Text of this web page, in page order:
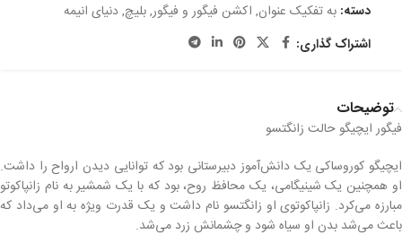
دسته: به تفکیک عنوان, اکشن فیگور و فیگور,بلیچ,دنیای انیمه
اشتراک گذاری:
توضیحات
فیگور ایچیگو حالت زانگتسو
ایچیگو کوروساکی یک دانش‌آموز دبیرستانی بود که توانایی دیدن ارواح را داشت.
او همچنین یک شینیگامی، یک محافظ روح، بود که با یک شمشیر به نام زانپاکوتو
مبارزه می‌کرد. زانپاکوتوی او زانگتسو نام داشت و یک قدرت ویژه به او می‌داد که
باعث می‌شد بدن او سیاه شود و چشمانش زرد می‌شد.